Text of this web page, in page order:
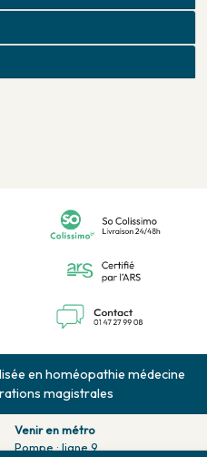
en homéopathie médecine
magistrales
Venir en métro
Pompe : ligne 9.